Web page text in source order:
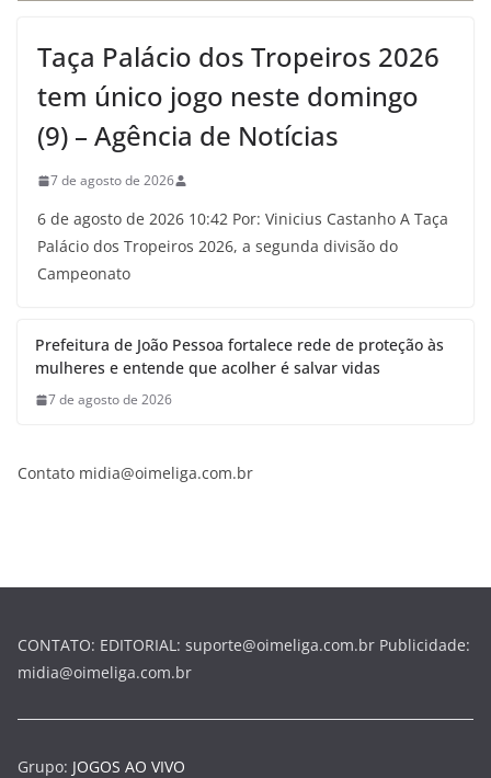
Taça Palácio dos Tropeiros 2026
tem único jogo neste domingo
(9) – Agência de Notícias
7 de agosto de 2026
6 de agosto de 2026 10:42 Por: Vinicius Castanho A Taça
Palácio dos Tropeiros 2026, a segunda divisão do
Campeonato
Prefeitura de João Pessoa fortalece rede de proteção às
mulheres e entende que acolher é salvar vidas
7 de agosto de 2026
Contato midia@oimeliga.com.br
CONTATO: EDITORIAL: suporte@oimeliga.com.br Publicidade:
midia@oimeliga.com.br
Grupo: JOGOS AO VIVO